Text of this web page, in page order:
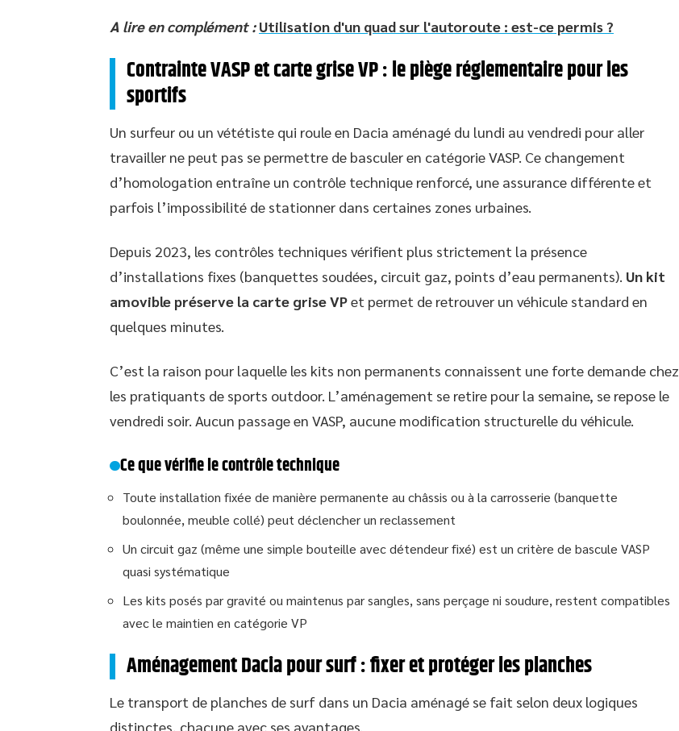
A lire en complément : Utilisation d'un quad sur l'autoroute : est-ce permis ?
Contrainte VASP et carte grise VP : le piège réglementaire pour les
sportifs
Un surfeur ou un vététiste qui roule en Dacia aménagé du lundi au vendredi pour aller
travailler ne peut pas se permettre de basculer en catégorie VASP. Ce changement
d’homologation entraîne un contrôle technique renforcé, une assurance différente et
parfois l’impossibilité de stationner dans certaines zones urbaines.
Depuis 2023, les contrôles techniques vérifient plus strictement la présence
d’installations fixes (banquettes soudées, circuit gaz, points d’eau permanents). Un kit
amovible préserve la carte grise VPet permet de retrouver un véhicule standard en
quelques minutes.
C’est la raison pour laquelle les kits non permanents connaissent une forte demande chez
les pratiquants de sports outdoor. L’aménagement se retire pour la semaine, se repose le
vendredi soir. Aucun passage en VASP, aucune modification structurelle du véhicule.
Ce que vérifie le contrôle technique
Toute installation fixée de manière permanente au châssis ou à la carrosserie (banquette
boulonnée, meuble collé) peut déclencher un reclassement
Un circuit gaz (même une simple bouteille avec détendeur fixé) est un critère de bascule VASP
quasi systématique
Les kits posés par gravité ou maintenus par sangles, sans perçage ni soudure, restent compatibles
avec le maintien en catégorie VP
Aménagement Dacia pour surf : fixer et protéger les planches
Le transport de planches de surf dans un Dacia aménagé se fait selon deux logiques
distinctes, chacune avec ses avantages.